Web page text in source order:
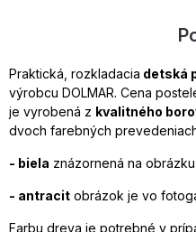
Praktická, rozkladacia detská
výrobcu DOLMAR. Cena
je vyrobená z kvalitného
dvoch farebných
- biela znázornená na obrázku
- antracit obrázok je vo
Farbu dreva je potrebné v